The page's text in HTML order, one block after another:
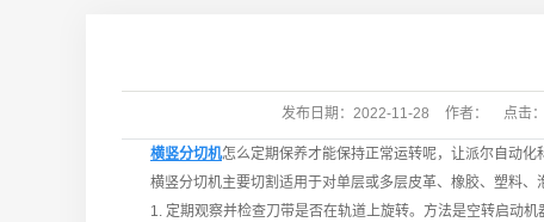
发布日期： 2022-11-28 作者： 点击：
横竖分切机怎么定期保养才能保持正常运转呢，让派尔自动化
横竖分切机主要切割适用于对单层或多层皮革、橡胶、塑料、
1. 定期观察并检查刀带是否在轨道上旋转。方法是空转启动机